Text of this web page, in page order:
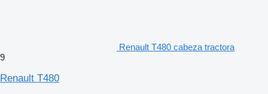
Renault T480 cabeza tractora
9
Renault T480